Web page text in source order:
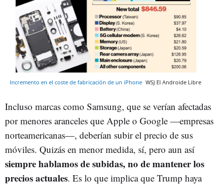
Incremento en el coste de fabricación de un iPhone WSJ El Androide Libre
Incluso marcas como Samsung, que se verían afectadas
por menores aranceles que Apple o Google —empresas
norteamericanas—, deberían subir el precio de sus
móviles. Quizás en menor medida, sí, pero aun así
siempre hablamos de subidas, no de mantener los
precios actuales. Es lo que implica que Trump haya